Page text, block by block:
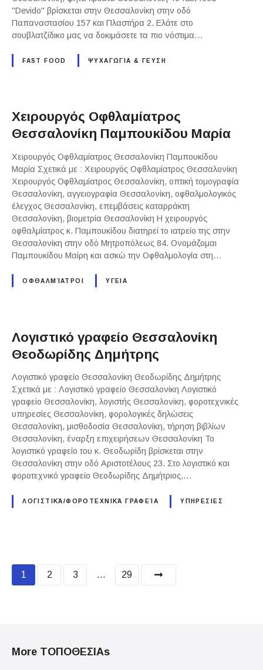
"Devido" βρίσκεται στην Θεσσαλονίκη στην οδό
Παπαναστασίου 157 και Πλαστήρα 2. Ελάτε στο
σουβλατζίδικο μας να δοκιμάσετε τα πιο νόστιμα…
FAST FOOD ΨΥΧΑΓΩΓΙΑ & ΓΕΥΣΗ
Χειρουργός Οφθλαμίατρος
Θεσσαλονίκη Παμπουκίδου Μαρία
Χειρουργός Οφθλαμίατρος Θεσσαλονίκη Παμπουκίδου
Μαρία Σχετικά με : Χειρουργός Οφθλαμίατρος Θεσσαλονίκη
Χειρουργός Οφθλαμίατρος Θεσσαλονίκη, οπτική τομογραφία
Θεσσαλονίκη, αγγειογραφία Θεσσαλονίκη, οφθαλμολογικός
έλεγχος Θεσσαλονίκη, επεμβάσεις καταρράκτη
Θεσσαλονίκη, βιομετρία Θεσσαλονίκη Η χειρουργός
οφθαλμίατρος κ. Παμπουκίδου διατηρεί το ιατρείο της στην
Θεσσαλονίκη στην οδό Μητροπόλεως 84. Ονομάζομαι
Παμπουκίδου Μαίρη και ασκώ την Οφθαλμολογία στη…
ΟΦΘΑΛΜΊΑΤΡΟΙ ΥΓΕΙΑ
Λογιστικό γραφείο Θεσσαλονίκη
Θεοδωρίδης Δημήτρης
Λογιστικό γραφείο Θεσσαλονίκη Θεοδωρίδης Δημήτρης
Σχετικά με : Λογιστικό γραφείο Θεσσαλονίκη Λογιστικό
γραφείο Θεσσαλονίκη, λογιστής Θεσσαλονίκη, φοροτεχνικές
υπηρεσίες Θεσσαλονίκη, φορολογικές δηλώσεις
Θεσσαλονίκη, μισθοδοσία Θεσσαλονίκη, τήρηση βιβλίων
Θεσσαλονίκη, έναρξη επιχειρήσεων Θεσσαλονίκη Το
λογιστικό γραφείο του κ. Θεοδωρίδη βρίσκεται στην
Θεσσαλονίκη στην οδό Αριστοτέλους 23. Στο λογιστικό και
φοροτεχνικό γραφείο Θεοδωρίδης Δημήτριος,…
ΛΟΓΙΣΤΙΚΆ/ΦΟΡΟΤΕΧΝΙΚΆ ΓΡΑΦΕΊΑ ΥΠΗΡΕΣΙΕΣ
P
t
1 2 3 … 29
More ΤΟΠΟΘΕΣΙΑs